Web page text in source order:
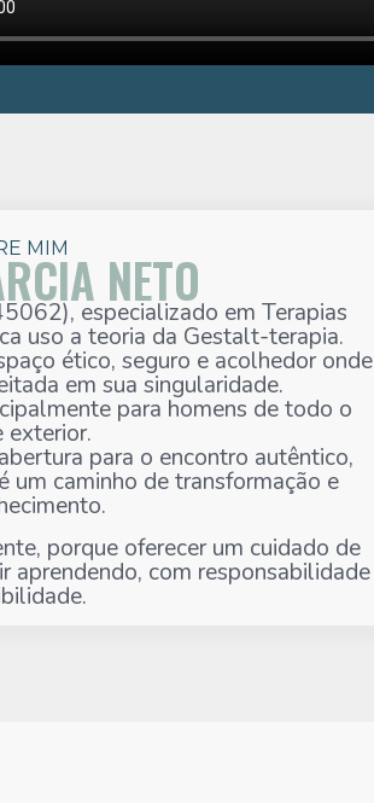
MIM NETO
especializado em Terapias
uso a teoria da Gestalt-terapia.
ético, seguro e acolhedor onde
em sua singularidade.
para homens de todo o
exterior.
para o encontro autêntico,
um caminho de transformação e
porque oferecer um cuidado de
aprendendo, com responsabilidade